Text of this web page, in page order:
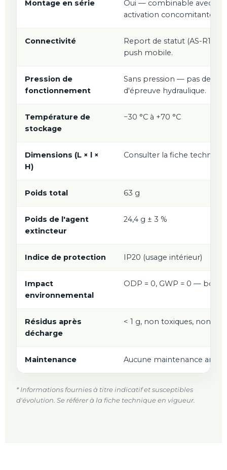
Montage en série
Oui — combinable avec la
activation concomitante.
Connectivité
Report de statut (AS-R1 /
push mobile.
Pression de
fonctionnement
Sans pression — pas de
d'épreuve hydraulique.
Température de
stockage
−30 °C à +70 °C
Dimensions (L × l ×
H)
Consulter la fiche
Poids total 63 g
Poids de l'agent
extincteur
24,4 g ± 3 %
Indice de protection IP20 (usage intérieur)
Impact
environnemental
ODP = 0, GWP = 0 —
Résidus après
décharge
< 1 g, non toxiques, non
Maintenance Aucune maintenance
* Informations fournies à titre indicatif et susceptibles
d'évolution. Se référer à la fiche technique en vigueur.